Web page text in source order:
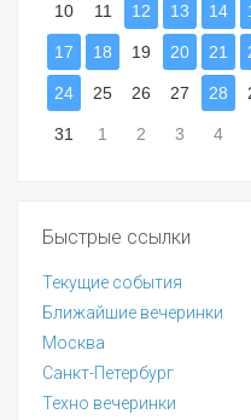
10 11 12 13 14
17 18 19 20 21
24 25 26 27 28
31 1 2 3 4
Быстрые ссылки
Текущие события
Ближайшие вечеринки
Москва
Санкт-Петербург
Техно вечеринки